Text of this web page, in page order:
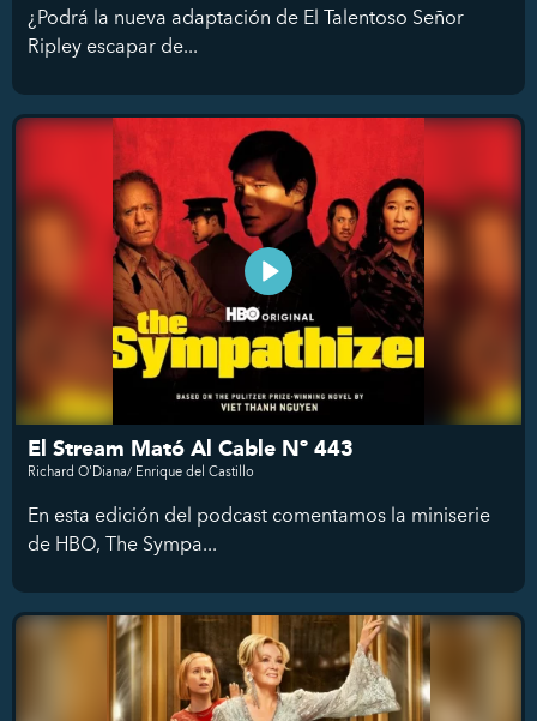
¿Podrá la nueva adaptación de El Talentoso Señor
Ripley escapar de...
El Stream Mató Al Cable Nº 443
Richard O'Diana/ Enrique del Castillo
En esta edición del podcast comentamos la miniserie
de HBO, The Sympa...